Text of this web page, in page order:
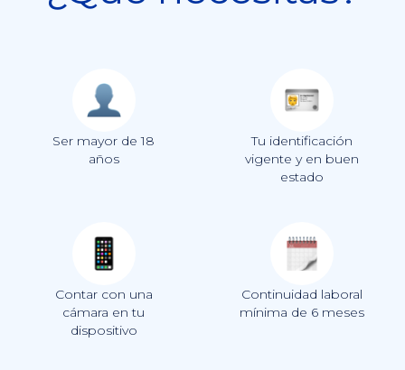
Ser mayor de 18
años
Tu identificación
vigente y en buen
estado
Contar con una
cámara en tu
dispositivo
Continuidad laboral
mínima de 6 meses